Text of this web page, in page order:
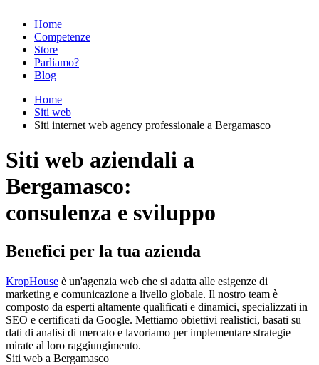
Home
Competenze
Store
Parliamo?
Blog
Home
Siti web
Siti internet web agency professionale a Bergamasco
Siti web aziendali a
Bergamasco:
consulenza e sviluppo
Benefici per la tua azienda
KropHouse è un'agenzia web che si adatta alle esigenze di
marketing e comunicazione a livello globale. Il nostro team è
composto da esperti altamente qualificati e dinamici, specializzati in
SEO e certificati da Google. Mettiamo obiettivi realistici, basati su
dati di analisi di mercato e lavoriamo per implementare strategie
mirate al loro raggiungimento.
Siti web a Bergamasco